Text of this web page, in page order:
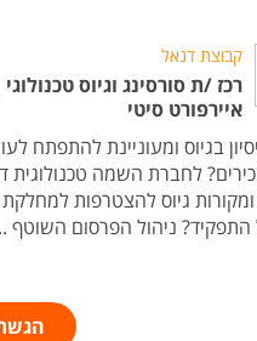
קבוצת דנאל
רכז /ת סורסינג וגיוס
איירפורט סיטי
בגיוס ומעוניינת להתפתח
לחברת השמה
ומקורות גיוס להצטרפות למחלקת
התפקיד? ניהול הפרסום השוטף